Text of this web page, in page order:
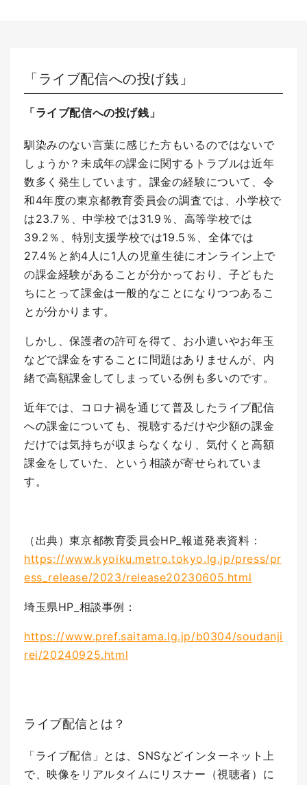
「ライブ配信への投げ銭」
「ライブ配信への投げ銭」
馴染みのない言葉に感じた方もいるのではないで
しょうか？ 未成年の課金に関するトラブルは近年
数多く発生しています。 課金の経験について、令
和4年度の東京都教育委員会の調査では、小学校で
は23.7％、中学校では31.9％、高等学校では
39.2％、特別支援学校では19.5％、全体では
27.4％と約4人に1人の児童生徒にオンライン上で
の課金経験があることが分かっており、子どもた
ちにとって課金は一般的なことになりつつあるこ
とが分かります。
しかし、保護者の許可を得て、お小遣いやお年玉
などで課金をすることに問題はありませんが、内
緒で高額課金してしまっている例も多いのです。
近年では、コロナ禍を通じて普及したライブ配信
への課金についても、視聴するだけや少額の課金
だけでは気持ちが収まらなくなり、気付くと高額
課金をしていた、という相談が寄せられていま
す。
（出典）東京都教育委員会HP_報道発表資料：
https://www.kyoiku.metro.tokyo.lg.jp/press/pr
ess_release/2023/release20230605.html
埼玉県HP_相談事例：
https://www.pref.saitama.lg.jp/b0304/soudanji
rei/20240925.html
ライブ配信とは？
「ライブ配信」とは、SNSなどインターネット上
で、映像をリアルタイムにリスナー（視聴者）に